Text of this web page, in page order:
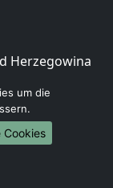
Herzegowina
um die
Cookies